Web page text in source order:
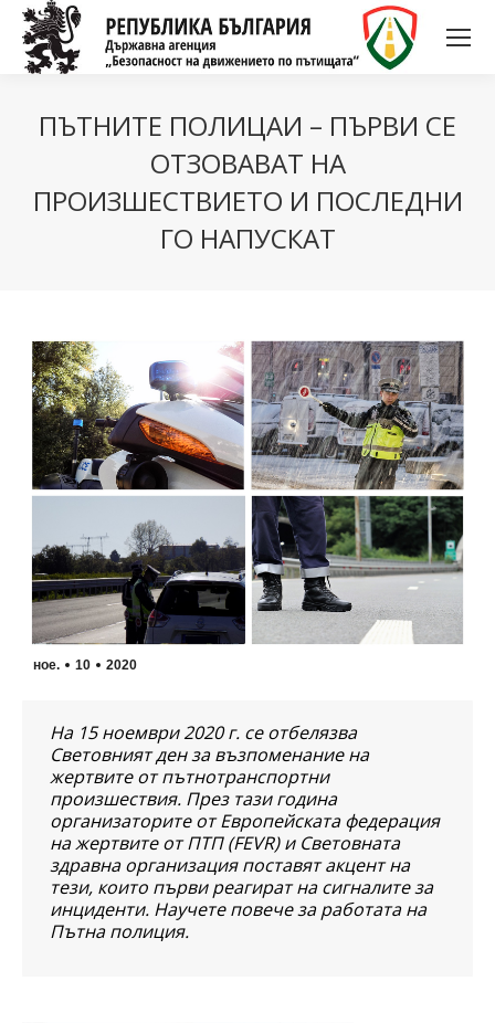
ПЪТНИТЕ ПОЛИЦАИ – ПЪРВИ СЕ
ОТЗОВАВАТ НА
ПРОИЗШЕСТВИЕТО И ПОСЛЕДНИ
ГО НАПУСКАТ
ное. 10 2020
На 15 ноември 2020 г. се отбелязва
Световният ден за възпоменание на
жертвите от пътнотранспортни
произшествия. През тази година
организаторите от Европейската федерация
на жертвите от ПТП (FEVR) и Световната
здравна организация поставят акцент на
тези, които първи реагират на сигналите за
инциденти. Научете повече за работата на
Пътна полиция.